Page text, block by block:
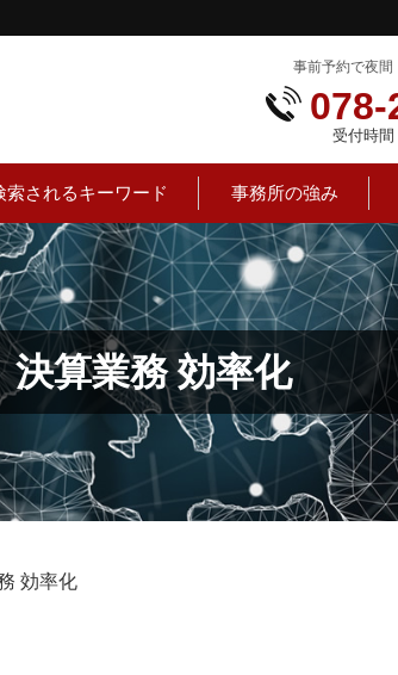
決算業務 効率化
事前予約で夜間
078-
受付時間
索されるキーワード 事務所の強み
効率化